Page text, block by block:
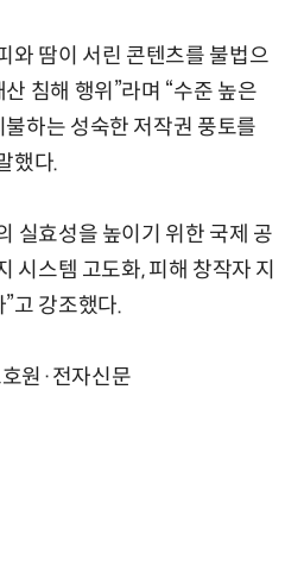
와 땀이 서린 콘텐츠를 불법으
침해 행위”라며 “수준 높은
하는 성숙한 저작권 풍토를
했다.
실효성을 높이기 위한 국제 공
시스템 고도화, 피해 창작자 지
고 강조했다.
원·전자신문